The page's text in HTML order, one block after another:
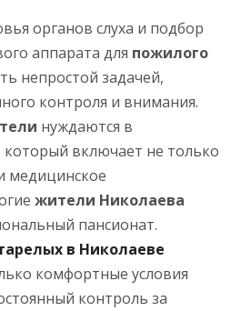
органов слуха и подбор
аппарата для пожилого
непростой задачей,
контроля и внимания.
нуждаются в
который включает не только
медицинское
жители Николаева
пансионат.
в Николаеве
комфортные условия
контроль за